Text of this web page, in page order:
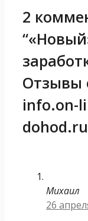
2
Отзывы
info.on-
Михаил
26